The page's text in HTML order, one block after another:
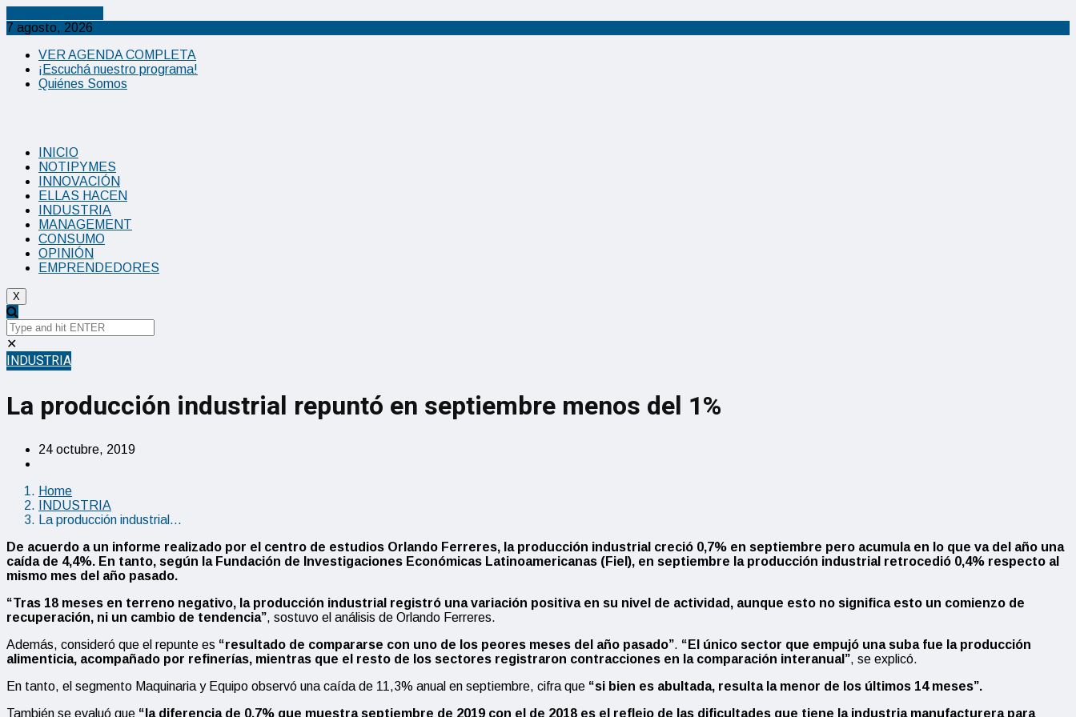
7 agosto, 2026
VER AGENDA COMPLETA
¡Escuchá nuestro programa!
Quiénes Somos
INICIO
NOTIPYMES
INNOVACIÓN
ELLAS HACEN
INDUSTRIA
MANAGEMENT
CONSUMO
OPINIÓN
EMPRENDEDORES
X
✕
INDUSTRIA
La producción industrial repuntó en septiembre menos del 1%
24 octubre, 2019
Home
INDUSTRIA
La producción industrial…
De acuerdo a un informe realizado por el centro de estudios Orlando Ferreres, la producción industrial creció 0,7% en septiembre pero acumula en lo que va del año una
caída de 4,4%. En tanto, según la Fundación de Investigaciones Económicas Latinoamericanas (Fiel), en septiembre la producción industrial retrocedió 0,4% respecto al
mismo mes del año pasado.
“Tras 18 meses en terreno negativo, la producción industrial registró una variación positiva en su nivel de actividad, aunque esto no significa esto un comienzo de
recuperación, ni un cambio de tendencia”, sostuvo el análisis de Orlando Ferreres.
Además, consideró que el repunte es “resultado de compararse con uno de los peores meses del año pasado”. “El único sector que empujó una suba fue la producción
alimenticia, acompañado por refinerías, mientras que el resto de los sectores registraron contracciones en la comparación interanual”, se explicó.
En tanto, el segmento Maquinaria y Equipo observó una caída de 11,3% anual en septiembre, cifra que “si bien es abultada, resulta la menor de los últimos 14 meses”.
También se evaluó que “la diferencia de 0,7% que muestra septiembre de 2019 con el de 2018 es el reflejo de las dificultades que tiene la industria manufacturera para